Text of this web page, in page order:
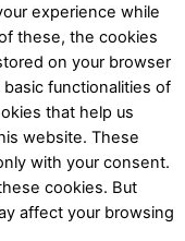
experience while
these, the cookies
on your browser
functionalities of
that help us
website. These
with your consent.
cookies. But
affect your browsing